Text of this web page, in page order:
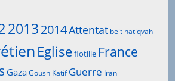
20132014Attentat beit hatiqvah
Egliseflotille France
GazaGoush Katif Guerre Iran